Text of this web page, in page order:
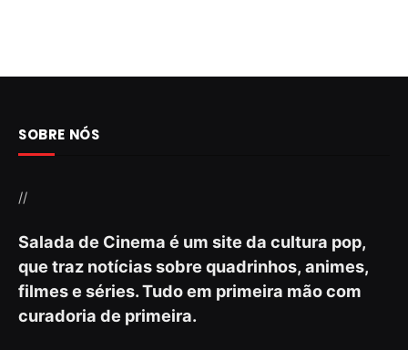
SOBRE NÓS
//
Salada de Cinema é um site da cultura pop,
que traz notícias sobre quadrinhos, animes,
filmes e séries. Tudo em primeira mão com
curadoria de primeira.